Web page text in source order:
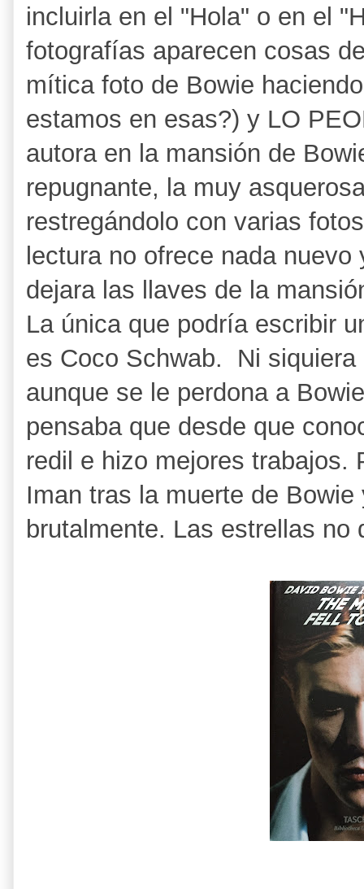
incluirla en el "Hola" o en el
fotografías aparecen cosas
mítica foto de Bowie
estamos en esas?) y LO
autora en la mansión de
repugnante, la muy
restregándolo con varias
lectura no ofrece nada
dejara las llaves de la
La única que podría escribir
es Coco Schwab. Ni
aunque se le perdona a
pensaba que desde que
redil e hizo mejores trabajos.
Iman tras la muerte de
brutalmente. Las estrellas